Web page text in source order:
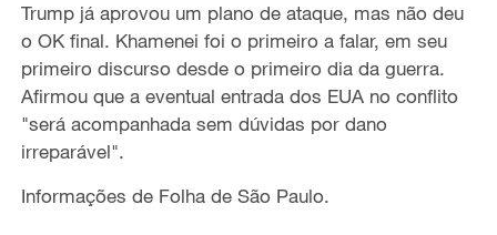
Trump já aprovou um plano de ataque, mas não deu
o OK final. Khamenei foi o primeiro a falar, em seu
primeiro discurso desde o primeiro dia da guerra.
Afirmou que a eventual entrada dos EUA no conflito
"será acompanhada sem dúvidas por dano
irreparável".
Informações de Folha de São Paulo.